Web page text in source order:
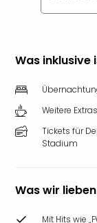
Was inklusive
Weitere
Tickets für
Stadium
Was wir lieben
Mit Hits wie